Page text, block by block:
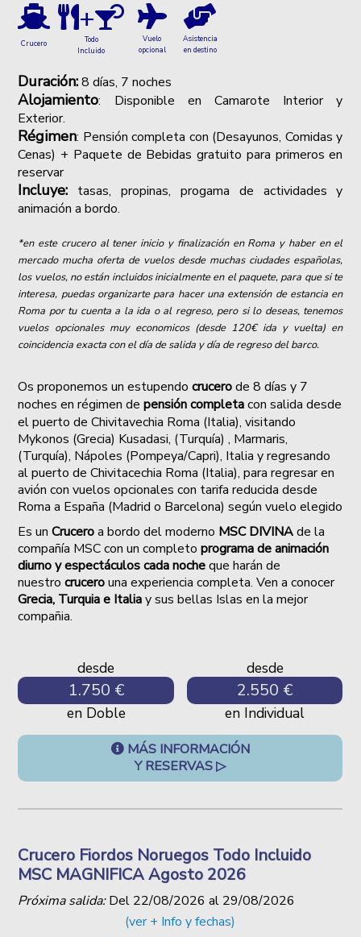
Crucero
+
Todo
Incluido
Vuelo
opcional
Asistencia
en destino
Duración:8 días, 7 noches
Alojamiento: Disponible en Camarote Interior y
Exterior.
Régimen: Pensión completa con (Desayunos, Comidas y
Cenas) + Paquete de Bebidas gratuito para primeros en
reservar
Incluye: tasas, propinas, progama de actividades y
animación a bordo.
*en este crucero al tener inicio y finalización en Roma y haber en el
mercado mucha oferta de vuelos desde muchas ciudades españolas,
los vuelos, no están incluidos inicialmente en el paquete, para que si te
interesa, puedas organizarte para hacer una extensión de estancia en
Roma por tu cuenta a la ida o al regreso, pero si lo deseas, tenemos
vuelos opcionales muy economicos (desde 120€ ida y vuelta) en
coincidencia exacta con el día de salida y día de regreso del barco.
Os proponemos un estupendocrucerode 8 días y 7
noches en régimen depensión completacon salida desde
el puerto de Chivitavechia Roma (Italia), visitando
Mykonos (Grecia) Kusadasi, (Turquía) , Marmaris,
(Turquía), Nápoles (Pompeya/Capri), Italia y regresando
al puerto de Chivitacechia Roma (Italia), para regresar en
avión con vuelos opcionales con tarifa reducida desde
Roma a España (Madrid o Barcelona) según vuelo elegido
Es unCruceroa bordo del moderno MSC DIVINAde la
compañía MSC con un completoprograma de animación
diurno y espectáculos cada nocheque harán de
nuestrocrucerouna experiencia completa. Ven a conocer
Grecia, Turquia e Italiay sus bellas Islas en la mejor
compañia.
desde
1.750 €
en Doble
desde
2.550 €
en Individual
MÁS INFORMACIÓN
Y RESERVAS ▷
Crucero Fiordos Noruegos Todo Incluido
MSC MAGNIFICA Agosto 2026
Próxima salida:Del 22/08/2026 al 29/08/2026
(ver + Info y fechas)